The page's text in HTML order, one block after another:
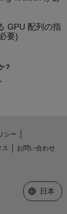
GPU 配列の指
要)
？
シー
お問い合わせ
Web サイ
日本